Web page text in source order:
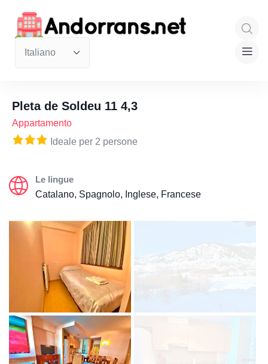
Pleta de Soldeu 11 4,3
Appartamento
Ideale per 2 persone
Le lingue
Catalano, Spagnolo, Inglese, Francese